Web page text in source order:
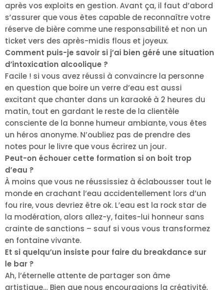
après vos exploits en gestion. Avant ça, il faut d’abord
s’assurer que vous êtes capable de reconnaître votre
réserve de bière comme une responsabilité et non un
ticket vers des après-midis flous et joyeux.
Comment puis-je savoir si j’ai bien géré une situation
d’intoxication alcoolique ?
Facile ! si vous avez réussi à convaincre la personne
en question que boire un verre d’eau est aussi
excitant que chanter dans un karaoké à 2 heures du
matin, tout en gardant le reste de la clientèle
consciente de la bonne humeur ambiante, vous êtes
un héros anonyme. N’oubliez pas de prendre des
notes pour le livre que vous écrirez un jour.
Peut-on échouer cette formation si on boit trop
d’eau ?
À moins que vous ne réussissiez à éclabousser tout le
monde en crachant l’eau accidentellement lors d’un
fou rire, vous devriez être ok. L’eau est la rock star de
la modération, alors allez-y, faites-lui honneur sans
crainte de sanctions – sauf si vous vous transformez
en fontaine vivante.
Et si quelqu’un insiste pour faire du breakdance sur
le bar ?
Ah, l’éternelle attente de partager son âme
artistique… Bien que nous encouragions la créativité,